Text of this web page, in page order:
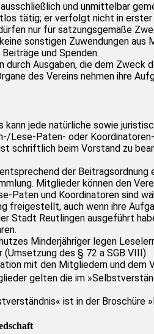
und unmittelbar
tätig; er verfolgt nicht in
nur für satzungsgemäße
sonstigen Zuwendungen aus
und Spenden.
durch Ausgaben, die dem
des Vereins nehmen ihre
kann jede natürliche sowie
Lese-Paten- oder
schriftlich beim Vorstand zu
der Beitragsordnung
Mitglieder können den
Paten und Koordinatoren sind
freigestellt, auch wenn ihre
Stadt Reutlingen ausgeführt
Minderjähriger legen
(Umsetzung des § 72 a SGB VIII).
mit den Mitgliedern und
gelten die im
ist in der